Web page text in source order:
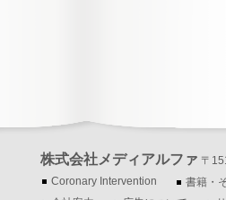
株式会社メディアルファ 〒
Coronary Intervention
書籍・